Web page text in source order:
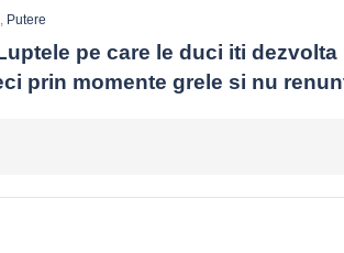
Putere
pe care le duci iti dezvolta
prin momente grele si nu